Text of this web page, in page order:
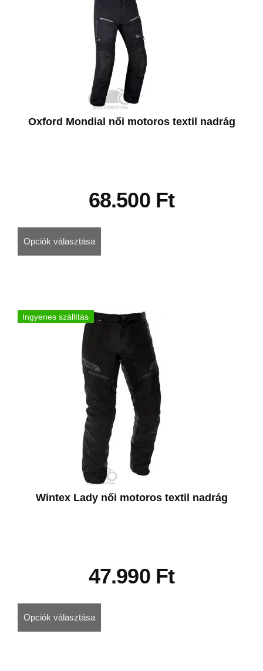
Oxford Mondial női motoros textil nadrág
68.500 Ft
Opciók választása
Ingyenes szállítás
Wintex Lady női motoros textil nadrág
47.990 Ft
Opciók választása